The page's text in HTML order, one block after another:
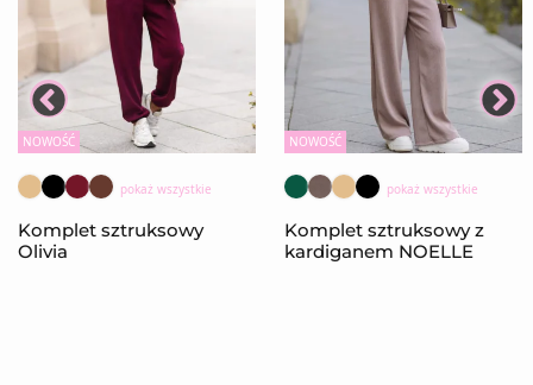
NOWOŚĆ
pokaż wszystkie
Komplet sztruksowy
Olivia
NOWOŚĆ
pokaż wszystkie
Komplet sztruksowy z
kardiganem NOELLE